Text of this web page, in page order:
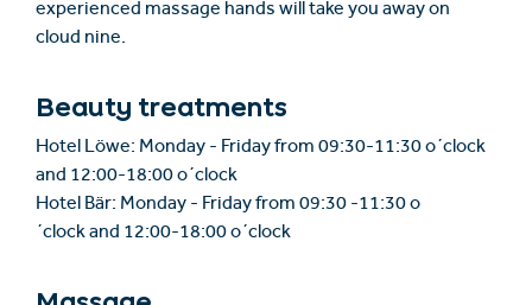
experienced massage hands will take you away on
cloud nine.
Beauty treatments
Hotel Löwe: Monday - Friday from 09:30-11:30 o´clock
and 12:00-18:00 o´clock
Hotel Bär: Monday - Friday from 09:30 -11:30 o
´clock and 12:00-18:00 o´clock